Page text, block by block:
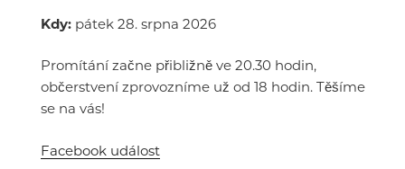
Kdy: pátek 28. srpna 2026
Promítání začne přibližně ve 20.30 hodin,
občerstvení zprovozníme už od 18 hodin. Těšíme
se na vás!
Facebook událost